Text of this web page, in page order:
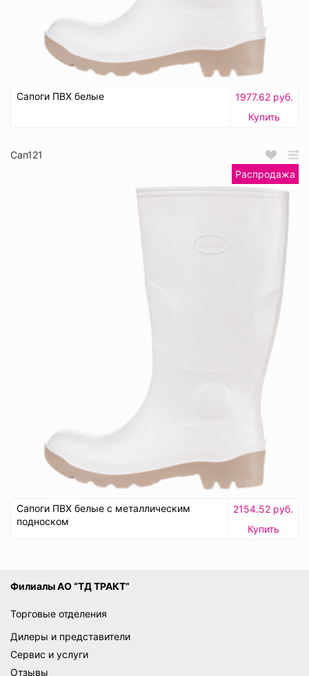
Сапоги ПВХ белые
1977.62 руб.
Купить
Сап121
Распродажа
Сапоги ПВХ белые с металлическим
подноском
2154.52 руб.
Купить
Филиалы АО “ТД ТРАКТ”
Торговые отделения
Дилеры и представители
Сервис и услуги
Отзывы